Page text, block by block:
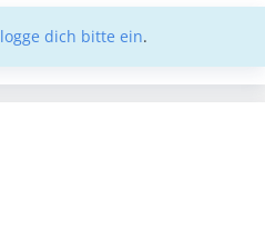
logge dich bitte ein.